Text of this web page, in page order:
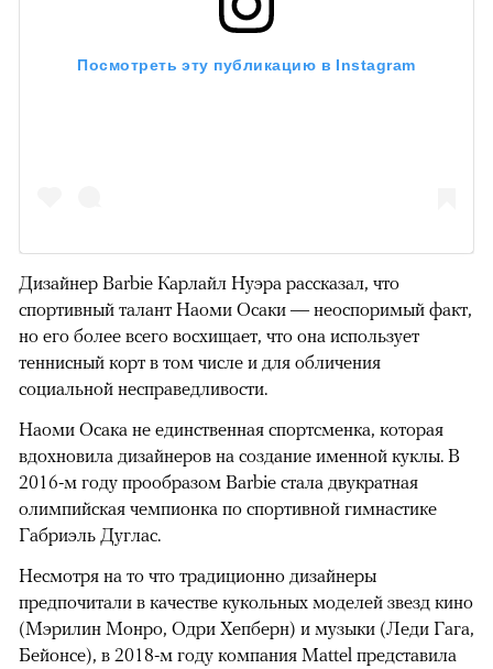
Посмотреть эту публикацию в Instagram
00:00 / 00:00
Дизайнер Barbie Карлайл Нуэра рассказал, что
спортивный талант Наоми Осаки — неоспоримый факт,
но его более всего восхищает, что она использует
теннисный корт в том числе и для обличения
социальной несправедливости.
Наоми Осака не единственная спортсменка, которая
вдохновила дизайнеров на создание именной куклы. В
2016-м году прообразом Barbie стала двукратная
олимпийская чемпионка по спортивной гимнастике
Габриэль Дуглас.
Несмотря на то что традиционно дизайнеры
предпочитали в качестве кукольных моделей звезд кино
(Мэрилин Монро, Одри Хепберн) и музыки (Леди Гага,
Бейонсе), в 2018-м году компания Mattel представила